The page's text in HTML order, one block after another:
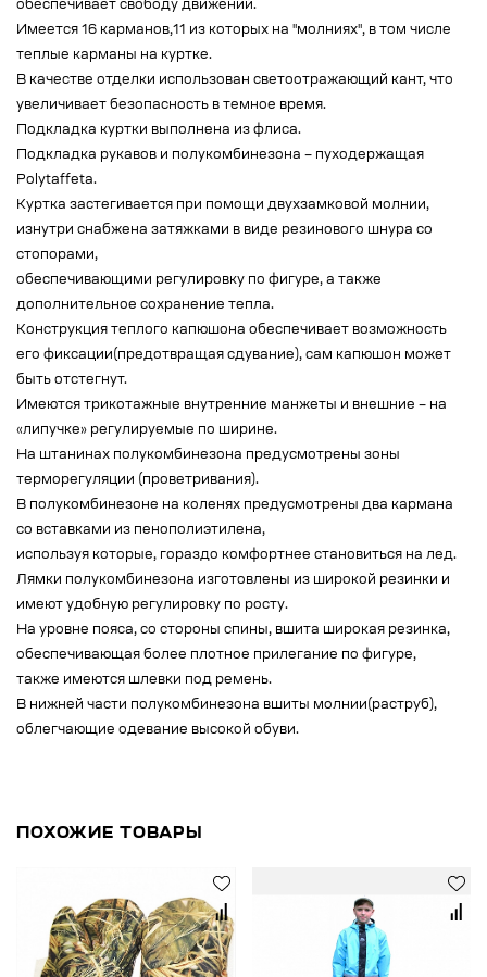
обеспечивает свободу движений.
Имеется 16 карманов,11 из которых на "молниях", в том числе
теплые карманы на куртке.
В качестве отделки использован светоотражающий кант, что
увеличивает безопасность в темное время.
Подкладка куртки выполнена из флиса.
Подкладка рукавов и полукомбинезона – пуходержащая
Polytaffeta.
Куртка застегивается при помощи двухзамковой молнии,
изнутри снабжена затяжками в виде резинового шнура со
стопорами,
обеспечивающими регулировку по фигуре, а также
дополнительное сохранение тепла.
Конструкция теплого капюшона обеспечивает возможность
его фиксации(предотвращая сдувание), сам капюшон может
быть отстегнут.
Имеются трикотажные внутренние манжеты и внешние – на
«липучке» регулируемые по ширине.
На штанинах полукомбинезона предусмотрены зоны
терморегуляции (проветривания).
В полукомбинезоне на коленях предусмотрены два кармана
со вставками из пенополиэтилена,
используя которые, гораздо комфортнее становиться на лед.
Лямки полукомбинезона изготовлены из широкой резинки и
имеют удобную регулировку по росту.
На уровне пояса, со стороны спины, вшита широкая резинка,
обеспечивающая более плотное прилегание по фигуре,
также имеются шлевки под ремень.
В нижней части полукомбинезона вшиты молнии(раструб),
облегчающие одевание высокой обуви.
ПОХОЖИЕ ТОВАРЫ